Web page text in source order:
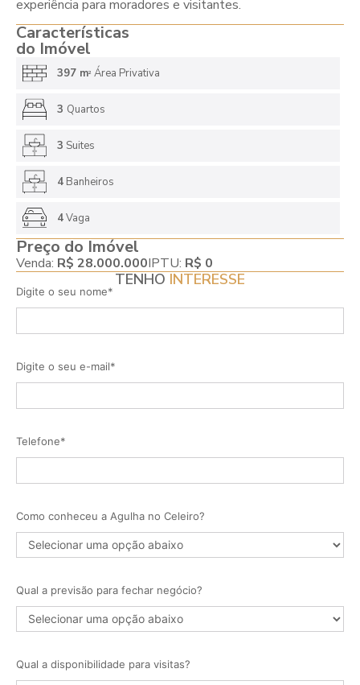
experiência para moradores e visitantes.
Características
do Imóvel
397 m2 Área Privativa
3 Quartos
3 Suites
4Banheiros
4Vaga
Preço do Imóvel
Venda: R$ 28.000.000IPTU: R$ 0
TENHO INTERESSE
Digite o seu nome*
Digite o seu e-mail*
Telefone*
Como conheceu a Agulha no Celeiro?
Qual a previsão para fechar negócio?
Qual a disponibilidade para visitas?